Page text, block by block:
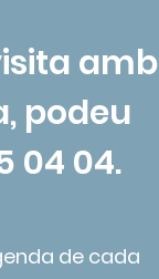
amb
podeu
04 04.
de cada